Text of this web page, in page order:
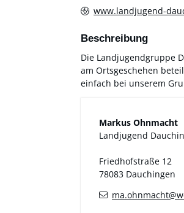
www.landjugend-
Markus Ohnmacht
Landjugend
Friedhofstraße 12
78083 Dauchingen
Beschreibung
Die Landjugendgruppe
am Ortsgeschehen
einfach bei unserem